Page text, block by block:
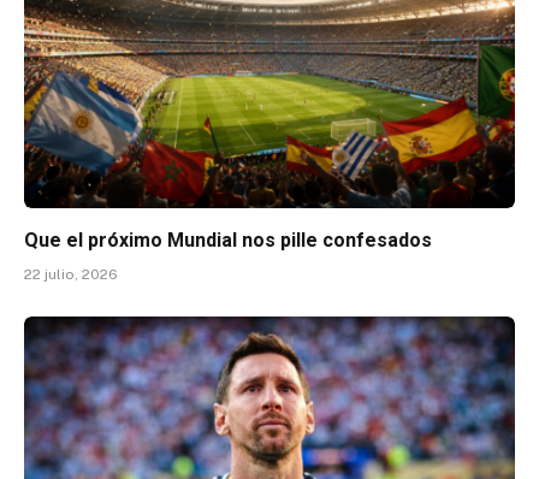
Que el próximo Mundial nos pille confesados
22 julio, 2026